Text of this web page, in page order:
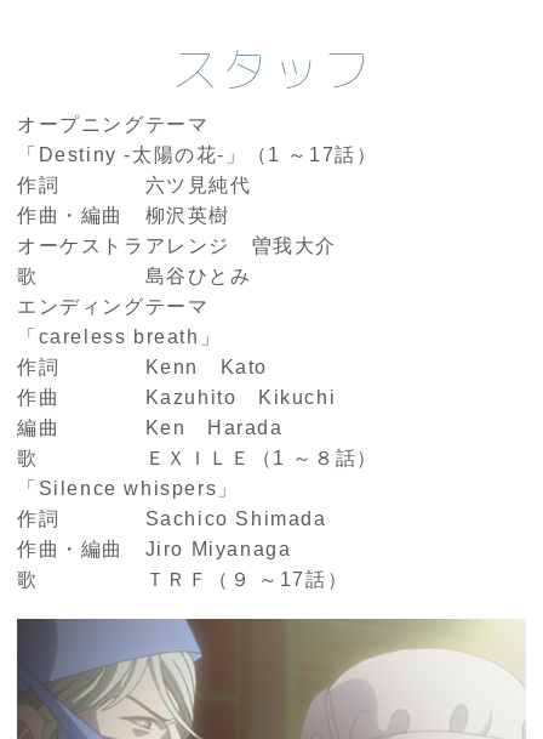
スタッフ
オープニングテーマ
「Destiny -太陽の花-」（1 ～17話）
作詞 六ツ見純代
作曲・編曲 柳沢英樹
オーケストラアレンジ 曽我大介
歌 島谷ひとみ
エンディングテーマ
「careless breath」
作詞 Kenn Kato
作曲 Kazuhito Kikuchi
編曲 Ken Harada
歌 ＥＸＩＬＥ（1 ～８話）
「Silence whispers」
作詞 Sachico Shimada
作曲・編曲 Jiro Miyanaga
歌 ＴＲＦ（９ ～17話）